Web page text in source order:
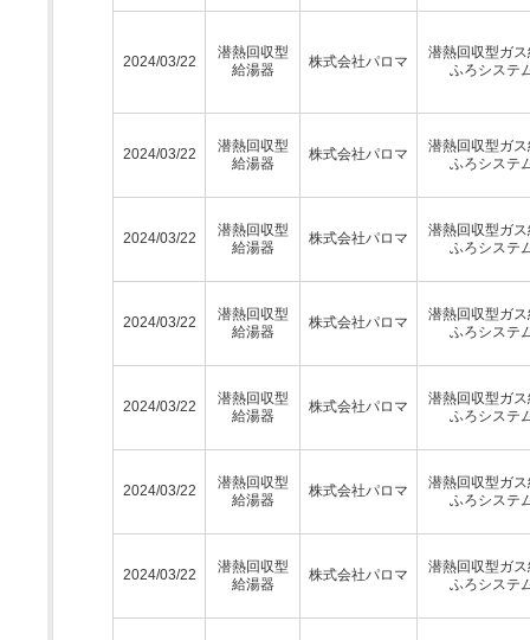
2024/03/22
潜熱回収型
給湯器
株式会社パロマ
潜熱回収型ガ
ふろシステ
2024/03/22
潜熱回収型
給湯器
株式会社パロマ
潜熱回収型ガ
ふろシステ
2024/03/22
潜熱回収型
給湯器
株式会社パロマ
潜熱回収型ガ
ふろシステ
2024/03/22
潜熱回収型
給湯器
株式会社パロマ
潜熱回収型ガ
ふろシステ
2024/03/22
潜熱回収型
給湯器
株式会社パロマ
潜熱回収型ガ
ふろシステ
2024/03/22
潜熱回収型
給湯器
株式会社パロマ
潜熱回収型ガ
ふろシステ
2024/03/22
潜熱回収型
給湯器
株式会社パロマ
潜熱回収型ガ
ふろシステ